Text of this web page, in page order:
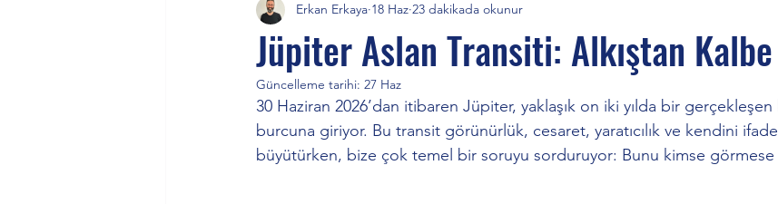
Aslan Burcu Yeniay Boğa Akrep Satürn
kova Tarihsel Astrolojik Analiz
Kurt Dolunayı Satürn ve Neptün Kova burcu
Jüpiter Aslan Transiti: Alkıştan
Erkan Erkaya 18 Haz 23 dakikada okunur
Güncelleme tarihi: 27 Haz
30 Haziran 2026’dan itibaren Jüpiter, yaklaşık on iki yılda bir
burcuna giriyor. Bu transit görünürlük, cesaret, yaratıcılık ve kendini ifade
büyütürken, bize çok temel bir soruyu sorduruyor: Bunu kimse görmese